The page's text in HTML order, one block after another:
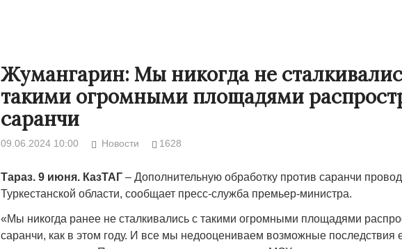
Жумангарин: Мы никогда не
такими огромными площадями
саранчи
09.06.2024 10:00 Новости 1628
Тараз. 9 июня. КазТАГ– Дополнительную обработку против саранчи
Туркестанской области, сообщает пресс-служба премьер-министра.
«Мы никогда ранее не сталкивались с такими огромными площадями
саранчи, как в этом году. И все мы недооцениваем возможные последствия
17.10.2024 17:00 29972
Дарига не